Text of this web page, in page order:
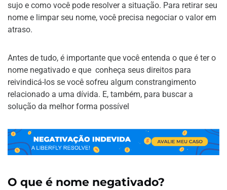
sujo e como você pode resolver a situação. Para retirar seu
nome e limpar seu nome, você precisa negociar o valor em
atraso.
Antes de tudo, é importante que você entenda o que é ter o
nome negativado e que conheça seus direitos para
reivindicá-los se você sofreu algum constrangimento
relacionado a uma dívida. E, também, para buscar a
solução da melhor forma possível
O que é nome negativado?